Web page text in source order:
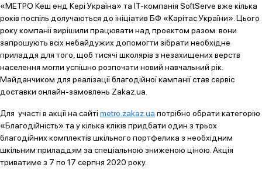
«МЕТРО Кеш енд Кері Україна» та IT-компанія SoftServe вже кілька
років поспіль долучаються до ініціатив БФ «Карітас України». Цього
року компанії вирішили працювати над проектом разом: вони
запрошують всіх небайдужих допомогти зібрати необхідне
приладдя для того, щоб тисячі школярів з незахищених верств
населення могли успішно розпочати новий навчальний рік.
Майданчиком для реалізації благодійної кампанії став сервіс
доставки онлайн-замовлень Zakaz.ua.
Для участі в акції на сайті metro.zakaz.ua потрібно обрати категорію
«Благодійність» та у кілька кліків придбати один з трьох
благодійних комплектів шкільного портфелика з необхідним
шкільним приладдям за спеціальною зниженою ціною. Акція
триватиме з 7 по 17 серпня 2020 року.